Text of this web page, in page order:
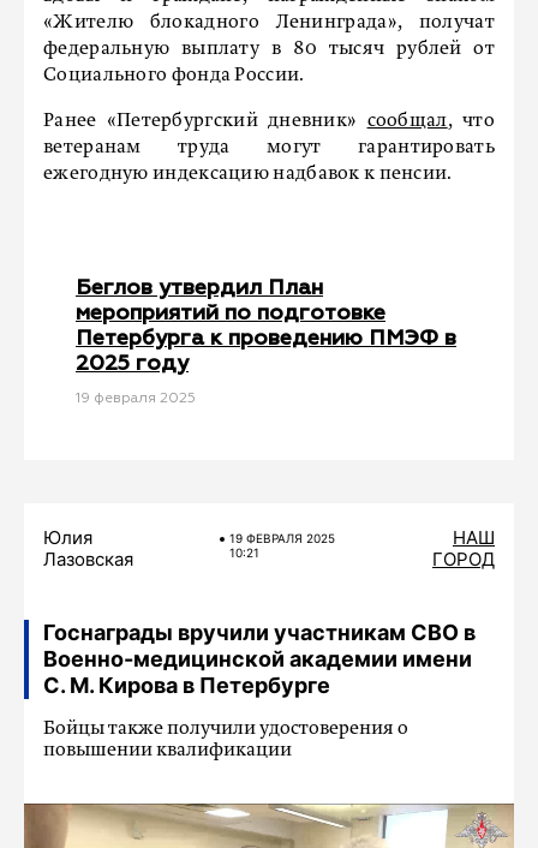
«Жителю блокадного Ленинграда», получат
федеральную выплату в 80 тысяч рублей от
Социального фонда России.
Ранее «Петербургский дневник» сообщал, что
ветеранам труда могут гарантировать
ежегодную индексацию надбавок к пенсии.
Беглов утвердил План
мероприятий по подготовке
Петербурга к проведению ПМЭФ в
2025 году
19 февраля 2025
Юлия
Лазовская
19 ФЕВРАЛЯ 2025
10:21
НАШ
ГОРОД
Госнаграды вручили участникам СВО в
Военно-медицинской академии имени
С. М. Кирова в Петербурге
Бойцы также получили удостоверения о
повышении квалификации